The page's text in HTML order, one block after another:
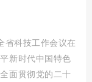
省科技工作会议在
新时代中国特色
面贯彻党的二十